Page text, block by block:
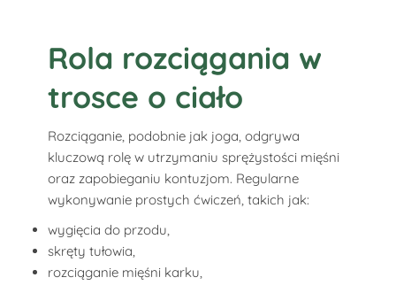
Rola rozciągania w
trosce o ciało
Rozciąganie, podobnie jak joga, odgrywa
kluczową rolę w utrzymaniu sprężystości mięśni
oraz zapobieganiu kontuzjom. Regularne
wykonywanie prostych ćwiczeń, takich jak:
wygięcia do przodu,
skręty tułowia,
rozciąganie mięśni karku,